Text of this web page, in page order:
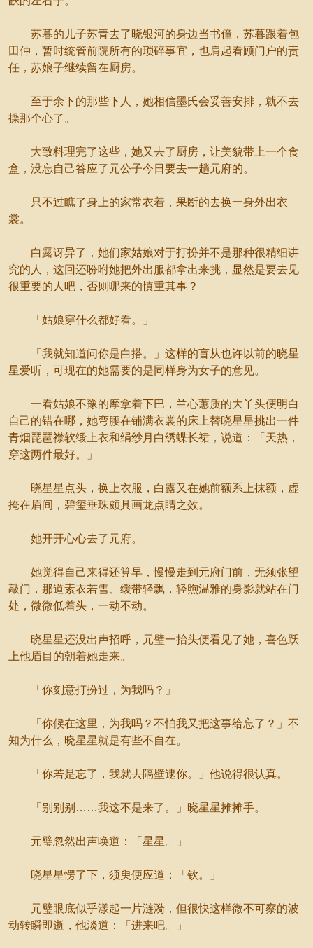
苏暮的儿子苏青去了晓银河的身边当书僮，苏暮跟着包
田仲，暂时统管前院所有的琐碎事宜，也肩起看顾门户的责
任，苏娘子继续留在厨房。
至于余下的那些下人，她相信墨氏会妥善安排，就不去
操那个心了。
大致料理完了这些，她又去了厨房，让美貌带上一个食
盒，没忘自己答应了元公子今日要去一趟元府的。
只不过瞧了身上的家常衣着，果断的去换一身外出衣
裳。
白露讶异了，她们家姑娘对于打扮并不是那种很精细讲
究的人，这回还吩咐她把外出服都拿出来挑，显然是要去见
很重要的人吧，否则哪来的慎重其事？
「姑娘穿什么都好看。」
「我就知道问你是白搭。」这样的盲从也许以前的晓星
星爱听，可现在的她需要的是同样身为女子的意见。
一看姑娘不豫的摩拿着下巴，兰心蕙质的大丫头便明白
自己的错在哪，她弯腰在铺满衣裳的床上替晓星星挑出一件
青烟琵琶襟软缎上衣和绢纱月白绣蝶长裙，说道：「天热，
穿这两件最好。」
晓星星点头，换上衣服，白露又在她前额系上抹额，虚
掩在眉间，碧玺垂珠颇具画龙点睛之效。
她开开心心去了元府。
她觉得自己来得还算早，慢慢走到元府门前，无须张望
敲门，那道素衣若雪、缓带轻飘，轻煦温雅的身影就站在门
处，微微低着头，一动不动。
晓星星还没出声招呼，元璧一抬头便看见了她，喜色跃
上他眉目的朝着她走来。
「你刻意打扮过，为我吗？」
「你候在这里，为我吗？不怕我又把这事给忘了？」不
知为什么，晓星星就是有些不自在。
「你若是忘了，我就去隔壁逮你。」他说得很认真。
「别别别……我这不是来了。」晓星星摊摊手。
元璧忽然出声唤道：「星星。」
晓星星愣了下，须臾便应道：「钦。」
元璧眼底似乎漾起一片涟漪，但很快这样微不可察的波
动转瞬即逝，他淡道：「进来吧。」